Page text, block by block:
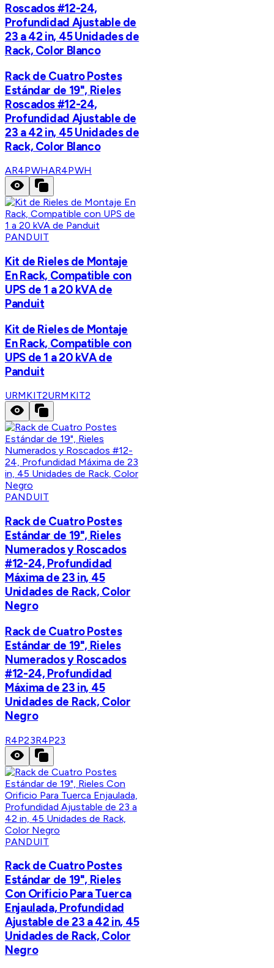
Roscados #12-24,
Profundidad Ajustable de
23 a 42 in, 45 Unidades de
Rack, Color Blanco
Rack de Cuatro Postes
Estándar de 19", Rieles
Roscados #12-24,
Profundidad Ajustable de
23 a 42 in, 45 Unidades de
Rack, Color Blanco
AR4PWHAR4PWH
PANDUIT
Kit de Rieles de Montaje
En Rack, Compatible con
UPS de 1 a 20 kVA de
Panduit
Kit de Rieles de Montaje
En Rack, Compatible con
UPS de 1 a 20 kVA de
Panduit
URMKIT2URMKIT2
PANDUIT
Rack de Cuatro Postes
Estándar de 19", Rieles
Numerados y Roscados
#12-24, Profundidad
Máxima de 23 in, 45
Unidades de Rack, Color
Negro
Rack de Cuatro Postes
Estándar de 19", Rieles
Numerados y Roscados
#12-24, Profundidad
Máxima de 23 in, 45
Unidades de Rack, Color
Negro
R4P23R4P23
PANDUIT
Rack de Cuatro Postes
Estándar de 19", Rieles
Con Orificio Para Tuerca
Enjaulada, Profundidad
Ajustable de 23 a 42 in, 45
Unidades de Rack, Color
Negro